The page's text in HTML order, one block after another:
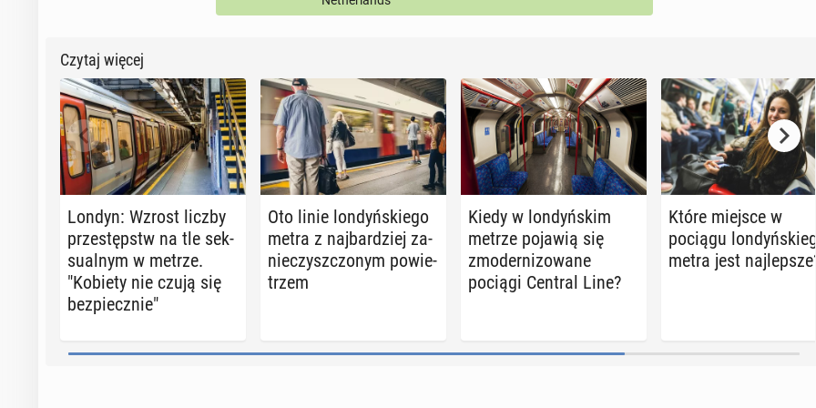
Czytaj więcej
Londyn: Wzrost liczby
prze­stępstw na tle sek­
su­al­nym w metrze.
"Kobiety nie czują się
bez­piecz­nie"
Oto linie lon­dyń­skie­go
metra z naj­bar­dziej za­
nie­czysz­czo­nym po­wie­
trzem
Kiedy w lon­dyń­skim
metrze pojawią się
zmo­der­ni­zo­wa­ne
pociągi Central Line?
Które miejsce w
pociągu lon­dyń­skie­go
metra jest naj­lep­sze?